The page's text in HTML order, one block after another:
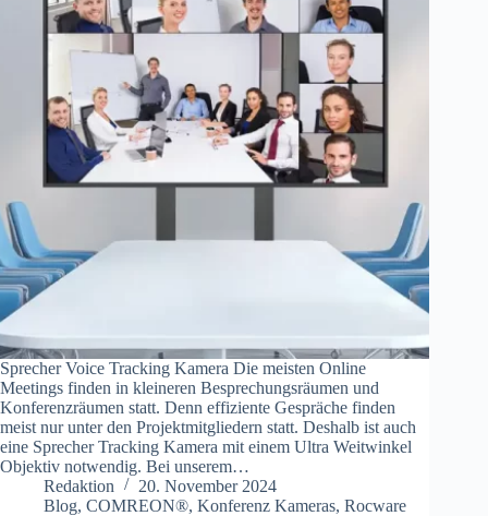
Sprecher Voice Tracking Kamera Die meisten Online
Meetings finden in kleineren Besprechungsräumen und
Konferenzräumen statt. Denn effiziente Gespräche finden
meist nur unter den Projektmitgliedern statt. Deshalb ist auch
eine Sprecher Tracking Kamera mit einem Ultra Weitwinkel
Objektiv notwendig. Bei unserem…
Redaktion
20. November 2024
Blog, COMREON®, Konferenz Kameras, Rocware